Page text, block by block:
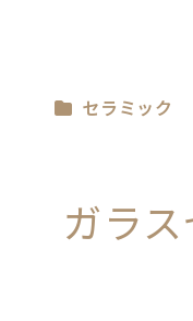
セラミック
ガラ